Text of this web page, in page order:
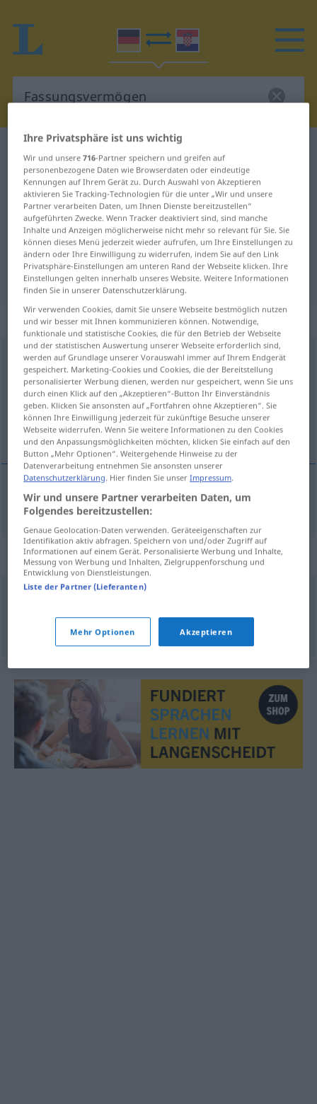
Fassungsvermögen
Deutsch-Kroatisch Übersetzung für
"Fassungsvermögen"
"Fassungsvermögen" Kroatisch
Übersetzung
„Fassungsvermögen“: Neutrum
Fassungsvermögenn <-s>
Übersicht aller Übersetzungen
(Für mehr Details die Übersetzung anklicken/antippen)
kapacitet
kapacitet Fassungsvermögen
Synonyme für "Fassungsvermögen"
© OpenThesaurus.de
Ihre Privatsphäre ist uns wichtig
Wir und unsere716-Partner speichern und greifen auf
personenbezogene Daten wie Browserdaten oder eindeutige
Kennungen auf Ihrem Gerät zu. Durch Auswahl von Akzeptieren
aktivieren Sie Tracking-Technologien für die unter „Wir und unsere
Partner verarbeiten Daten, um Ihnen Dienste bereitzustellen“
aufgeführten Zwecke. Wenn Tracker deaktiviert sind, sind manche
Inhalte und Anzeigen möglicherweise nicht mehr so relevant für Sie. Sie
können dieses Menü jederzeit wieder aufrufen, um Ihre Einstellungen zu
ändern oder Ihre Einwilligung zu widerrufen, indem Sie auf den Link
Privatsphäre-Einstellungen am unteren Rand der Webseite klicken. Ihre
Einstellungen gelten innerhalb unseres Website. Weitere Informationen
finden Sie in unserer Datenschutzerklärung.
Wir verwenden Cookies, damit Sie unsere Webseite bestmöglich nutzen
und wir besser mit Ihnen kommunizieren können. Notwendige,
funktionale und statistische Cookies, die für den Betrieb der Webseite
und der statistischen Auswertung unserer Webseite erforderlich sind,
werden auf Grundlage unserer Vorauswahl immer auf Ihrem Endgerät
gespeichert. Marketing-Cookies und Cookies, die der Bereitstellung
personalisierter Werbung dienen, werden nur gespeichert, wenn Sie uns
durch einen Klick auf den „Akzeptieren“-Button Ihr Einverständnis
geben. Klicken Sie ansonsten auf „Fortfahren ohne Akzeptieren“. Sie
können Ihre Einwilligung jederzeit für zukünftige Besuche unserer
Webseite widerrufen. Wenn Sie weitere Informationen zu den Cookies
und den Anpassungsmöglichkeiten möchten, klicken Sie einfach auf den
Button „Mehr Optionen“. Weitergehende Hinweise zu der
Datenverarbeitung entnehmen Sie ansonsten unserer
Datenschutzerklärung. Hier finden Sie unserImpressum.
Wir und unsere Partner verarbeiten Daten, um
Folgendes bereitzustellen:
Genaue Geolocation-Daten verwenden. Geräteeigenschaften zur
Identifikation aktiv abfragen. Speichern von und/oder Zugriff auf
Informationen auf einem Gerät. Personalisierte Werbung und Inhalte,
Messung von Werbung und Inhalten, Zielgruppenforschung und
Entwicklung von Dienstleistungen.
Liste der Partner (Lieferanten)
Mehr Optionen Akzeptieren